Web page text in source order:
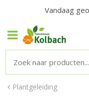
Plantgeleiding
Vandaag